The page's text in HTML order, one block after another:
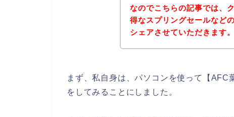
なのでこちらの記事では、
得なスプリングセールなど
シェアさせていただきます。
まず、私自身は、パソコンを使って【
をしてみることにしました。